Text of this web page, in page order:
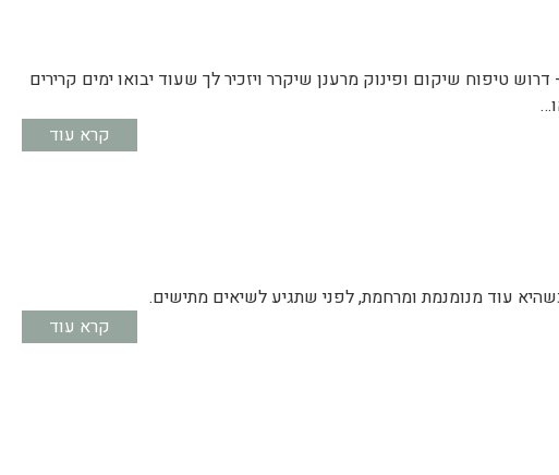
טיפוח שיקום ופינוק מרענן שיקרר ויזכיר לך שעוד יבואו ימים קרירים
קרא עוד
עוד מנומנמת ומרחמת, לפני שתגיע לשיאים מתישים.
קרא עוד